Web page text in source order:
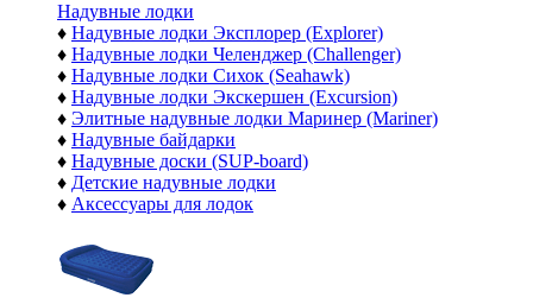
Надувные лодки
♦ Надувные лодки Эксплорер (Explorer)
♦ Надувные лодки Челенджер (Challenger)
♦ Надувные лодки Сихок (Seahawk)
♦ Надувные лодки Экскершен (Excursion)
♦ Элитные надувные лодки Маринер (Mariner)
♦ Надувные байдарки
♦ Надувные доски (SUP-board)
♦ Детские надувные лодки
♦ Аксессуары для лодок